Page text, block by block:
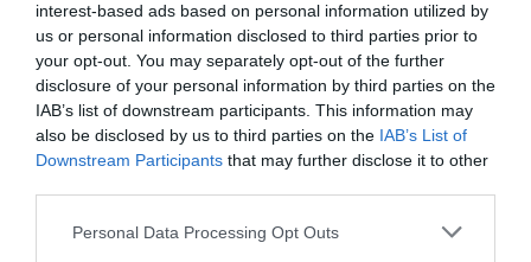
interest-based ads based on personal information utilized by
us or personal information disclosed to third parties prior to
your opt-out. You may separately opt-out of the further
disclosure of your personal information by third parties on the
IAB’s list of downstream participants. This information may
also be disclosed by us to third parties on the IAB’s List of
Downstream Participants that may further disclose it to other
Personal Data Processing Opt Outs
August 2015
Familie mit kleinen Kindern
/10
Würden Sie in diesem Hotel wieder nächtigen?
NEIN
details
Gerardo
Familie mit kleinen Kindern
GUT
7.4